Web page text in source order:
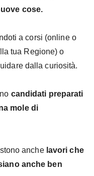
cose.
a corsi (online o
tua Regione) o
dalla curiosità.
candidati preparati
mole di
anche lavori che
anche ben